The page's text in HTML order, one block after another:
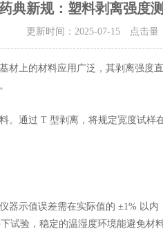
典新规：塑料剥离强度
更新时间：2025-07-15 点击量
上的材料应用广泛，其剥离强度直
通过 T 型剥离，将规定宽度试样
示值误差需在实际值的 ±1% 以
试验，稳定的温湿度环境能避免材